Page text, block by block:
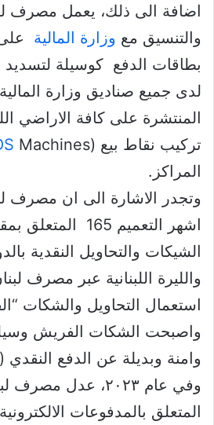
اضافة الى ذلك، يعمل مصرف
والتنسيق مع وزارة المالية
بطاقات الدفع كوسيلة
لدى جميع صناديق وزارة
المنتشرة على كافة الاراضي
تركيب نقاط بيع (
المراكز.
وتجدر الاشارة الى ان مصرف
اشهر التعميم 165
الشيكات والتحاويل النقدية
والليرة اللبنانية عبر مصرف
استعمال التحاويل والشكات
واصبحت الشكات الفريش
وامنة وبديلة عن الدفع
المتعلق بالمدفوعات